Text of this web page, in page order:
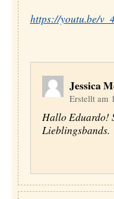
https://youtu.be/
Jessica
Erstellt am
Hallo Eduardo!
Lieblingsbands.